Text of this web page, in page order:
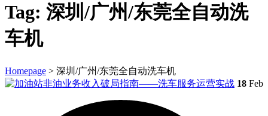
Tag: 深圳/广州/东莞全自动洗
车机
Homepage > 深圳/广州/东莞全自动洗车机
18 Feb